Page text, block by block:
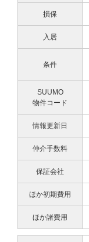
損保
入居
条件
SUUMO
物件コード
情報更新日
仲介手数料
保証会社
ほか初期費用
ほか諸費用